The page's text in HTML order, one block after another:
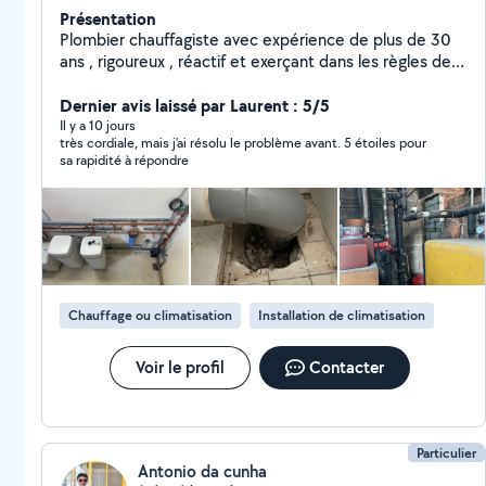
Présentation
Plombier chauffagiste avec expérience de plus de 30
ans , rigoureux , réactif et exerçant dans les règles de
Dernier avis laissé par Laurent : 5/5
Il y a 10 jours
très cordiale, mais j'ai résolu le problème avant. 5 étoiles pour
sa rapidité à répondre
Chauffage ou climatisation Installation de climatisation
Voir le profil Contacter
Particulier
Antonio da cunha